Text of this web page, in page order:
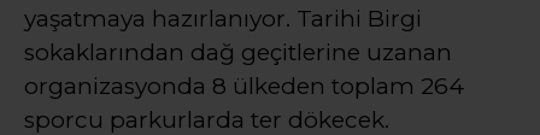
yaşatmaya hazırlanıyor. Tarihi Birgi
sokaklarından dağ geçitlerine uzanan
organizasyonda 8 ülkeden toplam 264
sporcu parkurlarda ter dökecek.